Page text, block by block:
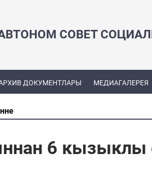
СОВЕТ
ДОКУМЕНТЛАРЫ МЕДИАГАЛЕРЕЯ
6 кызыклы